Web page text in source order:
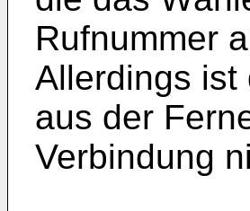
Rufnummer
Allerdings ist
aus der
Verbindung